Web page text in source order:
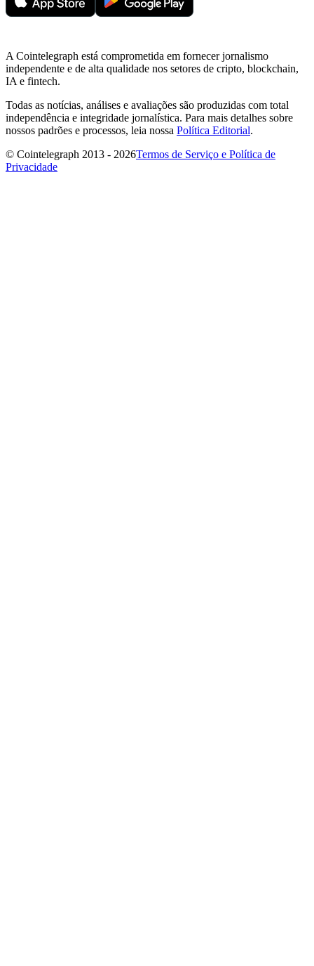
A Cointelegraph está comprometida em fornecer jornalismo
independente e de alta qualidade nos setores de cripto, blockchain,
IA e fintech.
Todas as notícias, análises e avaliações são produzidas com total
independência e integridade jornalística. Para mais detalhes sobre
nossos padrões e processos, leia nossa Política Editorial.
© Cointelegraph 2013 - 2026Termos de Serviço e Política de
Privacidade